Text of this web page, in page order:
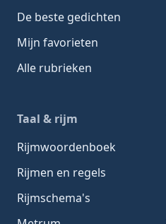
De beste gedichten
Mijn favorieten
Alle rubrieken
Taal & rijm
Rijmwoordenboek
Rijmen en regels
Rijmschema's